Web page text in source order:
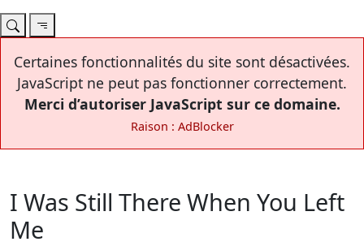
Certaines fonctionnalités du site sont désactivées.
JavaScript ne peut pas fonctionner correctement.
Merci d’autoriser JavaScript sur ce domaine.
Raison : AdBlocker
I Was Still There When You Left
Me